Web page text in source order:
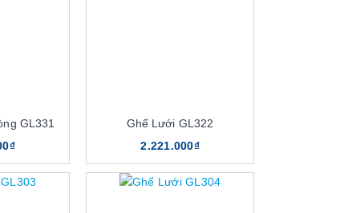
GL331
Ghế Lưới GL322
2.221.000₫